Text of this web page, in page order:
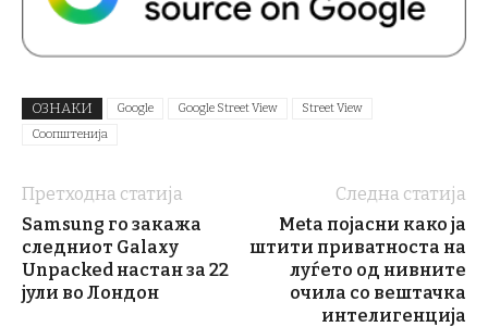
ОЗНАКИ Google Google Street View
Street View
Соопштенија
Претходна статија
Samsung го закажа
следниот Galaxy
Unpacked настан за 22
јули во Лондон
Следна статија
Meta појасни како ја
штити приватноста на
луѓето од нивните
очила со вештачка
интелигенција